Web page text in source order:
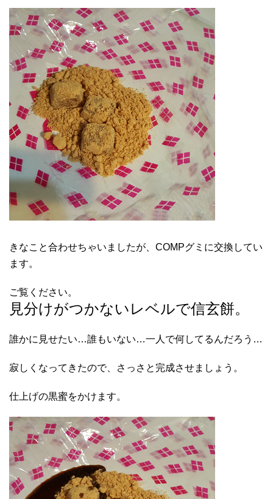
きなこと合わせちゃいましたが、COMPグミに交換してい
ます。
ご覧ください。
見分けがつかないレベルで信玄餅。
誰かに見せたい…誰もいない…一人で何してるんだろう…
寂しくなってきたので、さっさと完成させましょう。
仕上げの黒蜜をかけます。